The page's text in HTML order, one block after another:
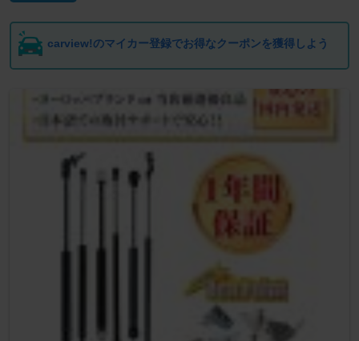
carview!のマイカー登録でお得なクーポンを獲得しよう